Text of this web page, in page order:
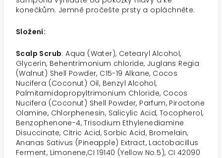
konečkům. Jemně pročešte prsty a opláchněte.
Složení:
Scalp Scrub: Aqua (Water), Cetearyl Alcohol,
Glycerin, Behentrimonium chloride, Juglans Regia
(Walnut) Shell Powder, C15-19 Alkane, Cocos
Nucifera (Coconut) Oil, Benzyl Alcohol,
Palmitamidopropyltrimonium Chloride, Cocos
Nucifera (Coconut) Shell Powder, Parfum, Piroctone
Olamine, Chlorphenesin, Salicylic Acid, Tocopherol,
Benzophenone-4, Trisodium Ethylenediamine
Disuccinate, Citric Acid, Sorbic Acid, Bromelain,
Ananas Sativus (Pineapple) Extract, Lactobacillus
Ferment, Limonene,CI 19140 (Yellow No.5), CI 42090